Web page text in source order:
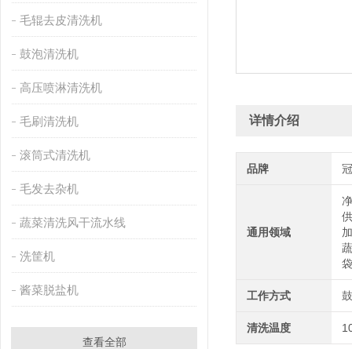
毛辊去皮清洗机
鼓泡清洗机
高压喷淋清洗机
毛刷清洗机
滚筒式清洗机
毛发去杂机
蔬菜清洗风干流水线
洗筐机
酱菜脱盐机
查看全部
详情介绍
品牌
通用领域
工作方式
清洗温度